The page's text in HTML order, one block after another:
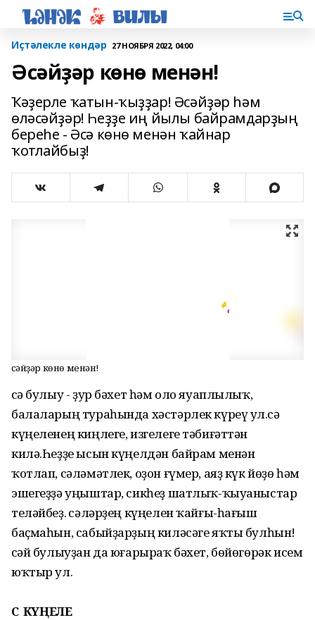
Иҫтәлекле көндәр 27 НОЯБРЯ 2022, 04:00
Әсәйҙәр көнө менән!
Ҡәҙерле ҡатын-ҡыҙҙар! Әсәйҙәр һәм
өләсәйҙәр! Һеҙҙе иң йылы байрамдарҙың
береһе - Әсә көнө менән ҡайнар
ҡотлайбыҙ!
Әсәйҙәр көнө менән!
Әсә булыу - ҙур бәхет һәм оло яуаплылыҡ,
балаларың тураһында хәстәрлек күреү ул.Әсә
күңеленең киңлеге, изгелеге тәбиғәттән
килә.Һеҙҙе ысын күңелдән байрам менән
ҡотлап, сәләмәтлек, оҙон ғүмер, аяҙ күк йөҙө һәм
эшегеҙҙә уңыштар, сикһеҙ шатлыҡ-ҡыуаныстар
теләйбеҙ. Әсәләрҙең күңелен ҡайғы-һағыш
баҫмаһын, сабыйҙарҙың киләсәге яҡты булһын!
Әсәй булыуҙан да юғарыраҡ бәхет, бөйөгөрәк исем
юҡтыр ул.
ӘСӘ КҮҢЕЛЕ